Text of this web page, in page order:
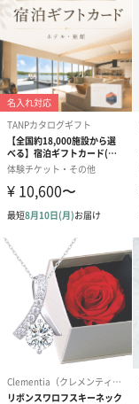
ブライダルロリポップ
ドレス（いちご味)
（1,122円）
生花のブーケを同梱し
※9-15時にご注文い
も1日遅くなります。